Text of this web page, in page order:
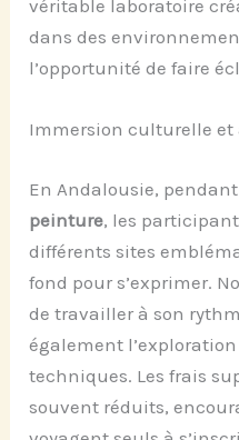
véritable laboratoire
dans des
l’opportunité de faire
Immersion culturelle
En Andalousie,
peinture, les
différents sites
fond pour s’exprimer.
de travailler à son
également
techniques. Les frais
souvent réduits,